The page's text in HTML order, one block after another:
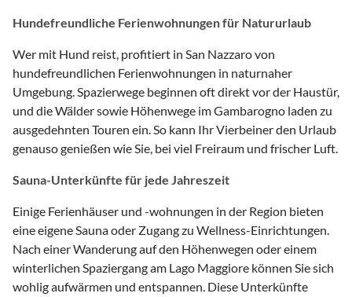
Hundefreundliche Ferienwohnungen für Natururlaub
Wer mit Hund reist, profitiert in San Nazzaro von
hundefreundlichen Ferienwohnungen in naturnaher
Umgebung. Spazierwege beginnen oft direkt vor der Haustür,
und die Wälder sowie Höhenwege im Gambarogno laden zu
ausgedehnten Touren ein. So kann Ihr Vierbeiner den Urlaub
genauso genießen wie Sie, bei viel Freiraum und frischer Luft.
Sauna-Unterkünfte für jede Jahreszeit
Einige Ferienhäuser und -wohnungen in der Region bieten
eine eigene Sauna oder Zugang zu Wellness-Einrichtungen.
Nach einer Wanderung auf den Höhenwegen oder einem
winterlichen Spaziergang am Lago Maggiore können Sie sich
wohlig aufwärmen und entspannen. Diese Unterkünfte